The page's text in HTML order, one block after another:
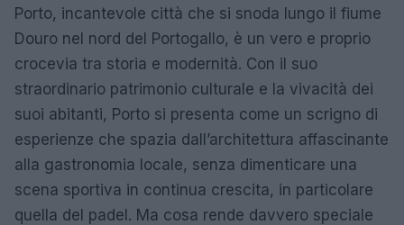
Porto, incantevole città che si snoda lungo il fiume
Douro nel nord del Portogallo, è un vero e proprio
crocevia tra storia e modernità. Con il suo
straordinario patrimonio culturale e la vivacità dei
suoi abitanti, Porto si presenta come un scrigno di
esperienze che spazia dall’architettura affascinante
alla gastronomia locale, senza dimenticare una
scena sportiva in continua crescita, in particolare
quella del padel. Ma cosa rende davvero speciale